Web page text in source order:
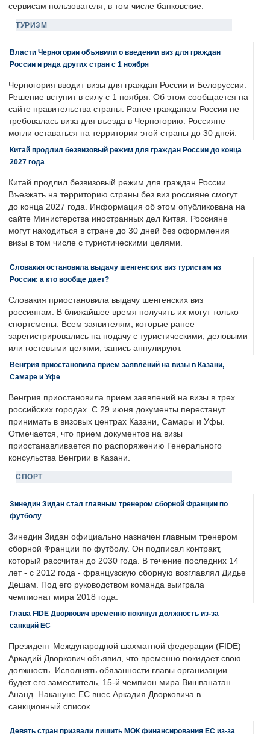
сервисам пользователя, в том числе банковские.
ТУРИЗМ
Власти Черногории объявили о введении виз для граждан
России и ряда других стран с 1 ноября
Черногория вводит визы для граждан России и Белоруссии.
Решение вступит в силу с 1 ноября. Об этом сообщается на
сайте правительства страны. Ранее гражданам России не
требовалась виза для въезда в Черногорию. Россияне
могли оставаться на территории этой страны до 30 дней.
Китай продлил безвизовый режим для граждан России до конца
2027 года
Китай продлил безвизовый режим для граждан России.
Въезжать на территорию страны без виз россияне смогут
до конца 2027 года. Информация об этом опубликована на
сайте Министерства иностранных дел Китая. Россияне
могут находиться в стране до 30 дней без оформления
визы в том числе с туристическими целями.
Словакия остановила выдачу шенгенских виз туристам из
России: а кто вообще дает?
Словакия приостановила выдачу шенгенских виз
россиянам. В ближайшее время получить их могут только
спортсмены. Всем заявителям, которые ранее
зарегистрировались на подачу с туристическими, деловыми
или гостевыми целями, запись аннулируют.
Венгрия приостановила прием заявлений на визы в Казани,
Самаре и Уфе
Венгрия приостановила прием заявлений на визы в трех
российских городах. С 29 июня документы перестанут
принимать в визовых центрах Казани, Самары и Уфы.
Отмечается, что прием документов на визы
приостанавливается по распоряжению Генерального
консульства Венгрии в Казани.
СПОРТ
Зинедин Зидан стал главным тренером сборной Франции по
футболу
Зинедин Зидан официально назначен главным тренером
сборной Франции по футболу. Он подписал контракт,
который рассчитан до 2030 года. В течение последних 14
лет - с 2012 года - французскую сборную возглавлял Дидье
Дешам. Под его руководством команда выиграла
чемпионат мира 2018 года.
Глава FIDE Дворкович временно покинул должность из-за
санкций ЕС
Президент Международной шахматной федерации (FIDE)
Аркадий Дворкович объявил, что временно покидает свою
должность. Исполнять обязанности главы организации
будет его заместитель, 15-й чемпион мира Вишванатан
Ананд. Накануне ЕС внес Аркадия Дворковича в
санкционный список.
Девять стран призвали лишить МОК финансирования ЕС из-за